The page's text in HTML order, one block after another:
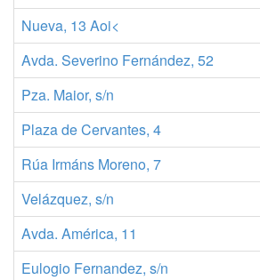
Nueva, 13 Aoi<
Avda. Severino Fernández, 52
Pza. Maior, s/n
Plaza de Cervantes, 4
Rúa Irmáns Moreno, 7
Velázquez, s/n
Avda. América, 11
Eulogio Fernandez, s/n